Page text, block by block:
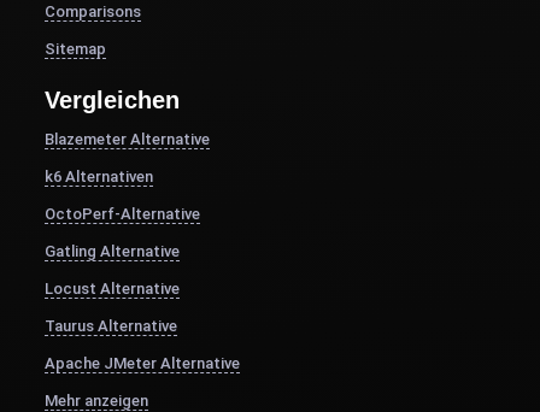
Comparisons
Sitemap
Vergleichen
Blazemeter Alternative
k6 Alternativen
OctoPerf-Alternative
Gatling Alternative
Locust Alternative
Taurus Alternative
Apache JMeter Alternative
Mehr anzeigen